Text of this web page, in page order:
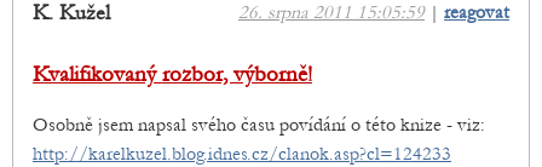
26. srpna 2011 15:05:59| reagovat
K. Kužel
Kvalifikovaný rozbor, výborně!
Osobně jsem napsal svého času povídání o této knize - viz:
http://karelkuzel.blog.idnes.cz/clanok.asp?cl=124233